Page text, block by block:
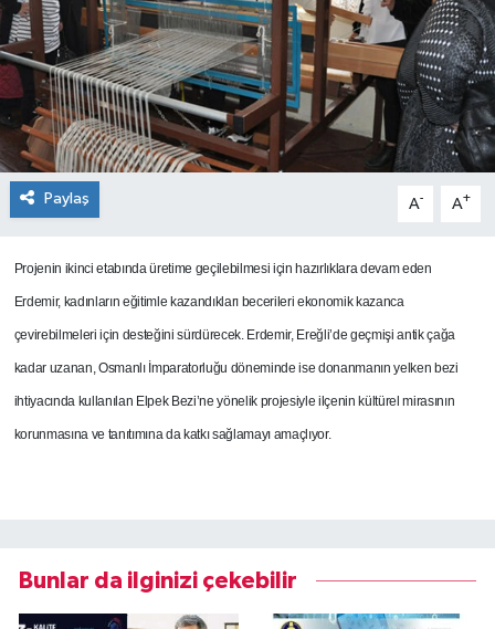
Paylaş A- A+
Projenin ikinci etabında üretime geçilebilmesi için hazırlıklara devam eden
Erdemir, kadınların eğitimle kazandıkları becerileri ekonomik kazanca
çevirebilmeleri için desteğini sürdürecek. Erdemir, Ereğli’de geçmişi antik çağa
kadar uzanan, Osmanlı İmparatorluğu döneminde ise donanmanın yelken bezi
ihtiyacında kullanılan Elpek Bezi’ne yönelik projesiyle ilçenin kültürel mirasının
korunmasına ve tanıtımına da katkı sağlamayı amaçlıyor.
Bunlar da ilginizi çekebilir
YAŞAM